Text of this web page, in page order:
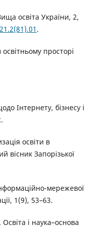
освіта України, 2,
.
просторі
Інтернету, бізнесу і
освіти в
вісник Запорізької
мережевої
1(9), 53–63.
і наука–основа